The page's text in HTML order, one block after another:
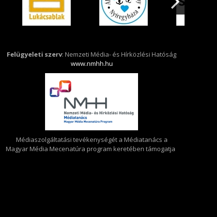
Felügyeleti szerv: Nemzeti Média- és Hírközlési Hatóság
www.nmhh.hu
Médiaszolgáltatási tevékenységét a Médiatanács a
Magyar Média Mecenatúra program keretében támogatja